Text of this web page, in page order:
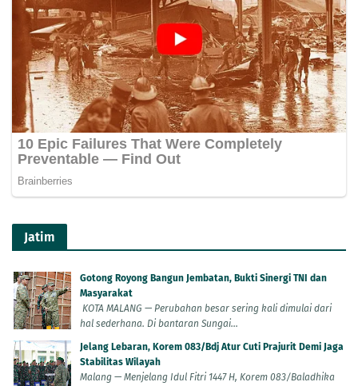
Jatim
Gotong Royong Bangun Jembatan, Bukti Sinergi TNI dan
Masyarakat
KOTA MALANG — Perubahan besar sering kali dimulai dari
hal sederhana. Di bantaran Sungai...
Jelang Lebaran, Korem 083/Bdj Atur Cuti Prajurit Demi Jaga
Stabilitas Wilayah
Malang — Menjelang Idul Fitri 1447 H, Korem 083/Baladhika